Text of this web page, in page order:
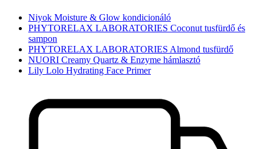
Niyok Moisture & Glow kondicionáló
PHYTORELAX LABORATORIES Coconut tusfürdő és
sampon
PHYTORELAX LABORATORIES Almond tusfürdő
NUORI Creamy Quartz & Enzyme hámlasztó
Lily Lolo Hydrating Face Primer